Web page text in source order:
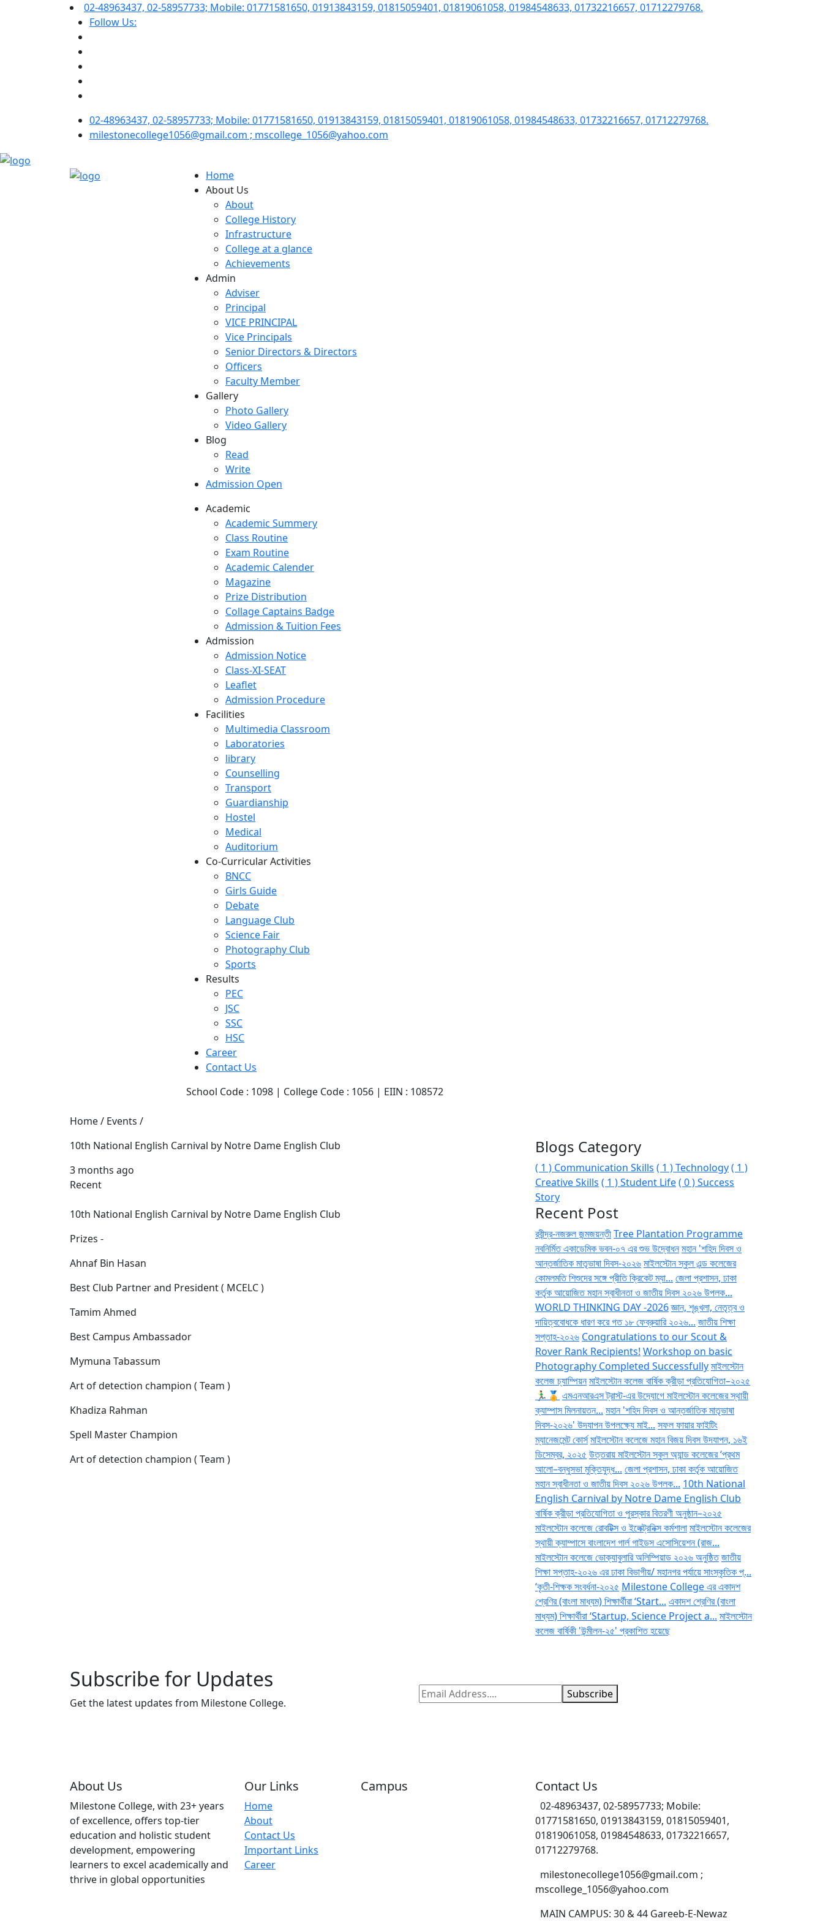
02-48963437, 02-58957733; Mobile: 01771581650, 01913843159, 01815059401, 01819061058, 01984548633, 01732216657, 01712279768.
Follow Us:
02-48963437, 02-58957733; Mobile: 01771581650, 01913843159, 01815059401, 01819061058, 01984548633, 01732216657, 01712279768.
milestonecollege1056@gmail.com ; mscollege_1056@yahoo.com
Home
About Us
About
College History
Infrastructure
College at a glance
Achievements
Admin
Adviser
Principal
VICE PRINCIPAL
Vice Principals
Senior Directors & Directors
Officers
Faculty Member
Gallery
Photo Gallery
Video Gallery
Blog
Read
Write
Admission Open
Academic
Academic Summery
Class Routine
Exam Routine
Academic Calender
Magazine
Prize Distribution
Collage Captains Badge
Admission & Tuition Fees
Admission
Admission Notice
Class-XI-SEAT
Leaflet
Admission Procedure
Facilities
Multimedia Classroom
Laboratories
library
Counselling
Transport
Guardianship
Hostel
Medical
Auditorium
Co-Curricular Activities
BNCC
Girls Guide
Debate
Language Club
Science Fair
Photography Club
Sports
Results
PEC
JSC
SSC
HSC
Career
Contact Us
School Code : 1098 | College Code : 1056 | EIIN : 108572
Home / Events /
10th National English Carnival by Notre Dame English Club
3 months ago
Recent
10th National English Carnival by Notre Dame English Club
Prizes -
Ahnaf Bin Hasan
Best Club Partner and President ( MCELC )
Tamim Ahmed
Best Campus Ambassador
Mymuna Tabassum
Art of detection champion ( Team )
Khadiza Rahman
Spell Master Champion
Art of detection champion ( Team )
Blogs Category
( 1 ) Communication Skills ( 1 ) Technology( 1 )
Creative Skills ( 1 ) Student Life( 0 ) Success
Story
Recent Post
রবীন্দ্র-নজরুল জন্মজয়ন্তীTree Plantation Programme
নবনির্মিত একাডেমিক ভবন-০৭ এর শুভ উদ্বোধনমহান 'শহিদ দিবস ও
আন্তর্জাতিক মাতৃভাষা দিবস-২০২৬মাইলস্টোন স্কুল এন্ড কলেজের
কোমলমতি শিশুদের সঙ্গে প্রীতি ক্রিকেট ম্যা... জেলা প্রশাসন, ঢাকা
কর্তৃক আয়োজিত মহান স্বাধীনতা ও জাতীয় দিবস ২০২৬ উপলক...
WORLD THINKING DAY -2026জ্ঞান, শৃঙ্খলা, নেতৃত্ব ও
দায়িত্ববোধকে ধারণ করে গত ১৮ ফেব্রুয়ারি ২০২৬... জাতীয় শিক্ষা
সপ্তাহ-২০২৬ Congratulations to our Scout &
Rover Rank Recipients! Workshop on basic
Photography Completed Successfullyমাইলস্টোন
কলেজ চ্যাম্পিয়নমাইলস্টোন কলেজ বার্ষিক ক্রীড়া প্রতিযোগিতা–২০২৫
🏃‍♂️🏅 এমএনআরএস ট্রাস্ট-এর উদ্যোগে মাইলস্টোন কলেজের স্থায়ী
ক্যাম্পাস মিলনায়তন... মহান 'শহিদ দিবস ও আন্তর্জাতিক মাতৃভাষা
দিবস-২০২৬' উদযাপন উপলক্ষ্যে মাই... সফল ফায়ার ফাইটিং
ম্যানেজমেন্ট কোর্সমাইলস্টোন কলেজে মহান বিজয় দিবস উদযাপন, ১৬ই
ডিসেম্বর, ২০২৫ উত্তরায় মাইলস্টোন স্কুল অ্যান্ড কলেজের ‘প্রথম
আলো–বন্ধুসভা মুক্তিযুদ্ধ... জেলা প্রশাসন, ঢাকা কর্তৃক আয়োজিত
মহান স্বাধীনতা ও জাতীয় দিবস ২০২৬ উপলক... 10th National
English Carnival by Notre Dame English Club
বার্ষিক ক্রীড়া প্রতিযোগিতা ও পুরস্কার বিতরণী অনুষ্ঠান–২০২৫
মাইলস্টোন কলেজে রোবটিক্স ও ইলেক্ট্রনিক্স কর্মশালামাইলস্টোন কলেজের
স্থায়ী ক্যাম্পাসে বাংলাদেশ গার্ল গাইডস এসোসিয়েশন (রাজ...
মাইলস্টোন কলেজে ভোক্যাবুলারি অলিম্পিয়াড ২০২৬ অনুষ্ঠিতজাতীয়
শিক্ষা সপ্তাহ-২০২৬ এর ঢাকা বিভাগীয়/ মহানগর পর্যায়ে সাংস্কৃতিক প্...
‘কৃতী-শিক্ষক সংবর্ধনা-২০২৫ Milestone College এর একাদশ
শ্রেণির (বাংলা মাধ্যম) শিক্ষার্থীরা ‘Start... একাদশ শ্রেণির (বাংলা
মাধ্যম) শিক্ষার্থীরা ‘Startup, Science Project a... মাইলস্টোন
কলেজ বার্ষিকী 'উন্মীলন-২৫' প্রকাশিত হয়েছে
Subscribe for Updates
Get the latest updates from Milestone College.
Subscribe
About Us
Milestone College, with 23+ years
of excellence, offers top-tier
education and holistic student
development, empowering
learners to excel academically and
thrive in global opportunities
Our Links
Home
About
Contact Us
Important Links
Career
Campus Contact Us
02-48963437, 02-58957733; Mobile:
01771581650, 01913843159, 01815059401,
01819061058, 01984548633, 01732216657,
01712279768.
milestonecollege1056@gmail.com ;
mscollege_1056@yahoo.com
MAIN CAMPUS: 30 & 44 Gareeb-E-Newaz